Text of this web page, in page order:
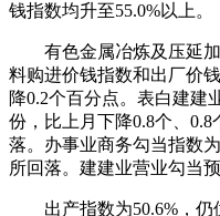
钱指数均升至55.0%以上。
有色金属冶炼及压延加
料购进价钱指数和出厂价
降0.2个百分点。表白建建
份，比上月下降0.8个、
落。办事业商务勾当指数
所回落。建建业营业勾当
出产指数为50.6%，仍